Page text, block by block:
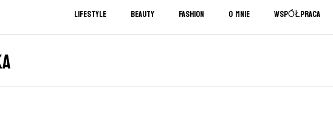
LIFESTYLE BEAUTY FASHION O MNIE WSPÓŁPRACA